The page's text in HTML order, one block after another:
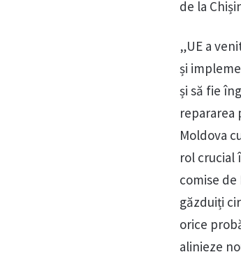
de la
„UE a
și
și să fie
repararea
Moldova
rol crucial
comise
găzduiți
orice
alinieze